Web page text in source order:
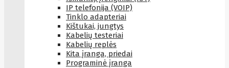
IP telefonija (VOIP)
Tinklo adapteriai
Kištukai, jungtys
Kabelių testeriai
Kabelių replės
Kita įranga, priedai
Programinė įranga